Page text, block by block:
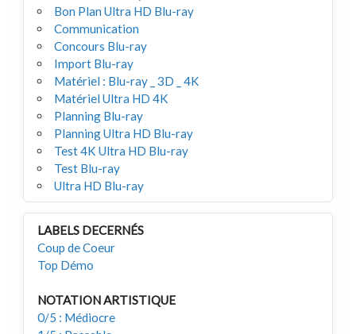
Bon Plan Ultra HD Blu-ray
Communication
Concours Blu-ray
Import Blu-ray
Matériel : Blu-ray _ 3D _ 4K
Matériel Ultra HD 4K
Planning Blu-ray
Planning Ultra HD Blu-ray
Test 4K Ultra HD Blu-ray
Test Blu-ray
Ultra HD Blu-ray
LABELS DECERNÉS
Coup de Coeur
Top Démo
NOTATION ARTISTIQUE
0/5 : Médiocre